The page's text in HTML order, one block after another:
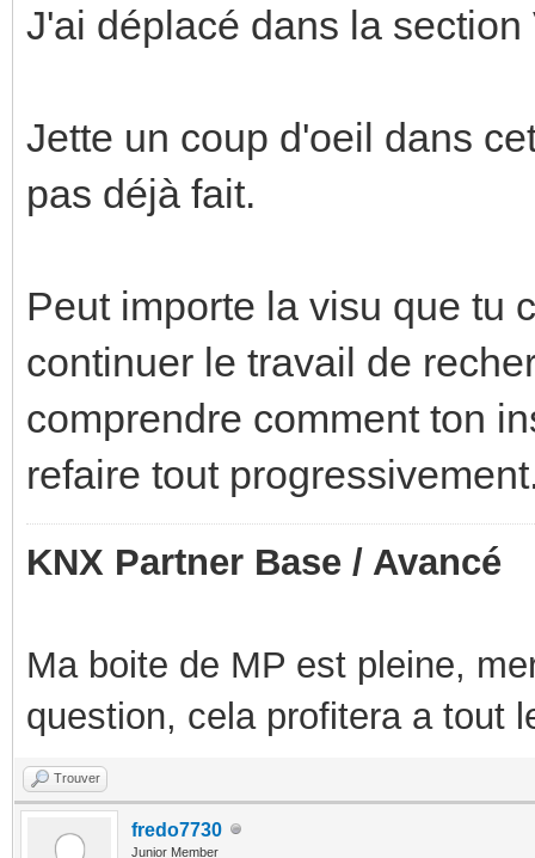
J'ai déplacé dans la section
Jette un coup d'oeil dans
pas déjà fait.
Peut importe la visu que tu
continuer le travail de
comprendre comment ton
refaire tout
KNX Partner Base / Avancé
Ma boite de MP est pleine,
question, cela profitera a tout
Trouver
fredo7730
Junior Member